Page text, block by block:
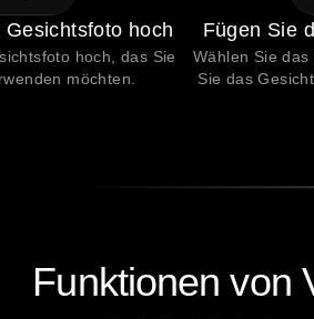
hoch
hoch, das Sie
möchten.
Fügen Sie
Wählen Sie
Sie das
Funktionen von